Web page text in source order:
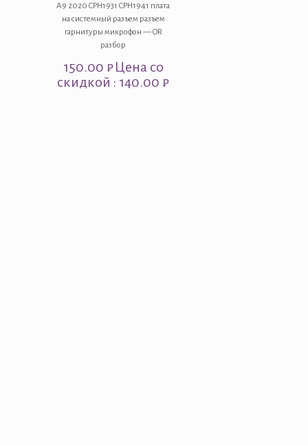
A9 2020 CPH1931 CPH1941 плата
на системный разъем разъем
гарнитуры микрофон — OR
разбор
150.00 ₽Цена со
скидкой : 140.00 ₽